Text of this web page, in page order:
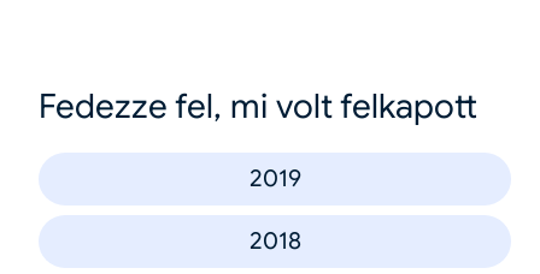
Fedezze fel, mi volt felkapott
2019
2018